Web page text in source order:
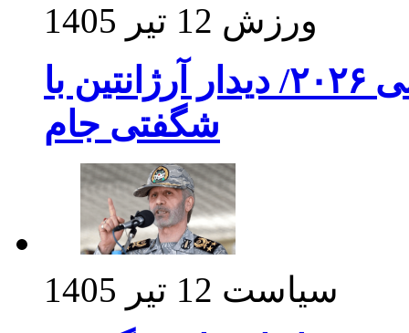
ورزش 12 تیر 1405
برنامه بازی های امشب جام جهانی ۲۰۲۶/ دیدار آرژانتین با
شگفتی جام
سیاست 12 تیر 1405